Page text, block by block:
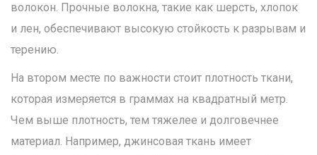
волокон. Прочные волокна, такие как шерсть, хлопок
и лен, обеспечивают высокую стойкость к разрывам и
терению.
На втором месте по важности стоит плотность ткани,
которая измеряется в граммах на квадратный метр.
Чем выше плотность, тем тяжелее и долговечнее
материал. Например, джинсовая ткань имеет